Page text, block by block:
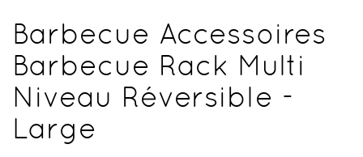
Barbecue Accessoires
Barbecue Rack Multi
Niveau Réversible -
Large